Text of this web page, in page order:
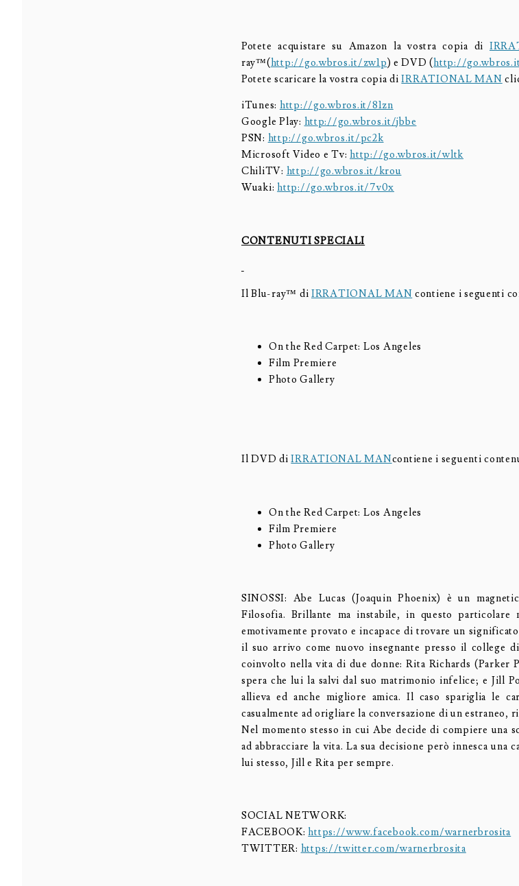
Potete acquistare su Amazon la vostra copia di
ray™(http://go.wbros.it/zw1p) e DVD (http://
Potete scaricare la vostra copia diIRRATIONAL MAN
iTunes: http://go.wbros.it/81zn
Google Play: http://go.wbros.it/jbbe
PSN: http://go.wbros.it/pc2k
Microsoft Video e Tv:http://go.wbros.it/wltk
ChiliTV: http://go.wbros.it/krou
Wuaki:http://go.wbros.it/7v0x
CONTENUTI SPECIALI
Il Blu-ray™ di IRRATIONAL MAN contiene i seguenti
On the Red Carpet: Los Angeles
Film Premiere
Photo Gallery
Il DVD diIRRATIONAL MANcontiene i seguenti
On the Red Carpet: Los Angeles
Film Premiere
Photo Gallery
SINOSSI: Abe Lucas (Joaquin Phoenix) è un
Filosofia. Brillante ma instabile, in questo particolare
emotivamente provato e incapace di trovare un
il suo arrivo come nuovo insegnante presso il college
coinvolto nella vita di due donne: Rita Richards (Parker
spera che lui la salvi dal suo matrimonio infelice; e Jill
allieva ed anche migliore amica. Il caso spariglia le
casualmente ad origliare la conversazione di un estraneo,
Nel momento stesso in cui Abe decide di compiere una
ad abbracciare la vita. La sua decisione però innesca una
lui stesso, Jill e Rita per sempre.
SOCIAL NETWORK:
FACEBOOK:https://www.facebook.com/warnerbrosita
TWITTER: https://twitter.com/warnerbrosita